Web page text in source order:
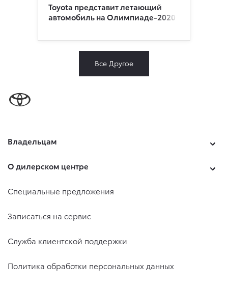
Toyota представит летающий
автомобиль на Олимпиаде-2020
Все Другое
Владельцам
О дилерском центре
Специальные предложения
Записаться на сервис
Служба клиентской поддержки
Политика обработки персональных данных